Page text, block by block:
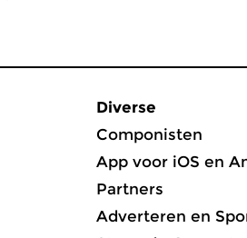
Diverse
Componisten
App voor iOS en
Partners
Adverteren en